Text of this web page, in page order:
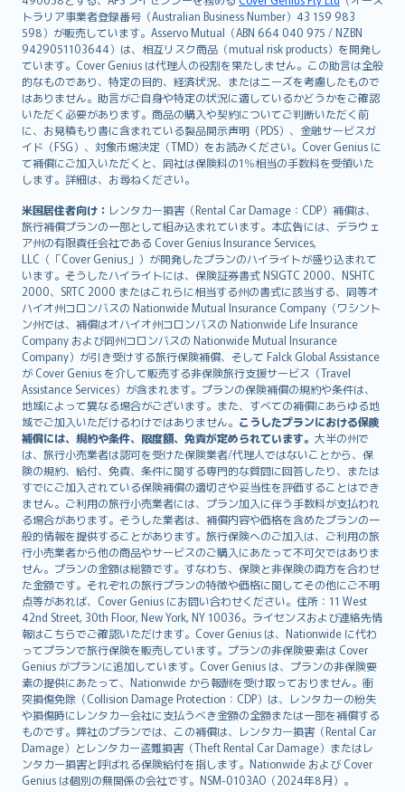
トラリア事業者登録番号（Australian Business Number）43 159 983
598）が販売しています。Asservo Mutual（ABN 664 040 975 / NZBN
9429051103644）は、相互リスク商品（mutual risk products）を開発し
ています。Cover Genius は代理人の役割を果たしません。この助言は全般
的なものであり、特定の目的、経済状況、またはニーズを考慮したもので
はありません。助言がご自身や特定の状況に適しているかどうかをご確認
いただく必要があります。商品の購入や契約についてご判断いただく前
に、お見積もり書に含まれている製品開示声明（PDS）、金融サービスガ
イド（FSG）、対象市場決定（TMD）をお読みください。Cover Genius に
て補償にご加入いただくと、同社は保険料の1％相当の手数料を受領いた
します。詳細は、お尋ねください。
米国居住者向け： レンタカー損害（Rental Car Damage：CDP）補償は、
旅行補償プランの一部として組み込まれています。本広告には、デラウェ
ア州の有限責任会社である Cover Genius Insurance Services,
LLC（「Cover Genius」）が開発したプランのハイライトが盛り込まれて
います。そうしたハイライトには、保険証券書式 NSIGTC 2000、NSHTC
2000、SRTC 2000 またはこれらに相当する州の書式に該当する、同等オ
ハイオ州コロンバスの Nationwide Mutual Insurance Company（ワシント
ン州では、補償はオハイオ州コロンバスの Nationwide Life Insurance
Company および同州コロンバスの Nationwide Mutual Insurance
Company）が引き受けする旅行保険補償、そして Falck Global Assistance
が Cover Genius を介して販売する非保険旅行支援サービス（Travel
Assistance Services）が含まれます。プランの保険補償の規約や条件は、
地域によって異なる場合がございます。また、すべての補償にあらゆる地
域でご加入いただけるわけではありません。 こうしたプランにおける保険
補償には、規約や条件、限度額、免責が定められています。 大半の州で
は、旅行小売業者は認可を受けた保険業者/代理人ではないことから、保
険の規約、給付、免責、条件に関する専門的な質問に回答したり、または
すでにご加入されている保険補償の適切さや妥当性を評価することはでき
ません。ご利用の旅行小売業者には、プラン加入に伴う手数料が支払われ
る場合があります。そうした業者は、補償内容や価格を含めたプランの一
般的情報を提供することがあります。旅行保険へのご加入は、ご利用の旅
行小売業者から他の商品やサービスのご購入にあたって不可欠ではありま
せん。プランの金額は総額です。すなわち、保険と非保険の両方を合わせ
た金額です。それぞれの旅行プランの特徴や価格に関してその他にご不明
点等があれば、Cover Genius にお問い合わせください。住所：11 West
42nd Street, 30th Floor, New York, NY 10036。ライセンスおよび連絡先情
報はこちらでご確認いただけます。Cover Genius は、Nationwide に代わ
ってプランで旅行保険を販売しています。プランの非保険要素は Cover
Genius がプランに追加しています。Cover Genius は、プランの非保険要
素の提供にあたって、Nationwide から報酬を受け取っておりません。衝
突損傷免除（Collision Damage Protection：CDP）は、レンタカーの紛失
や損傷時にレンタカー会社に支払うべき金額の全額または一部を補償する
ものです。弊社のプランでは、この補償は、レンタカー損害（Rental Car
Damage）とレンタカー盗難損害（Theft Rental Car Damage）またはレ
ンタカー損害と呼ばれる保険給付を指します。Nationwide および Cover
Genius は個別の無関係の会社です。NSM-0103AO（2024年8月）。
한국어
dansk
norsk
suomi
العربيّة
Türkçe
česky
Русский
български
català
Hrvatski
eesti
Ελληνικά
Magyar
Íslenska
Bahasa Indonesia
latviešu
Lietuviškai
Bahasa Melayu
Română
српски
Slovensky
Slovenščina
Українська
Tiếng Việt